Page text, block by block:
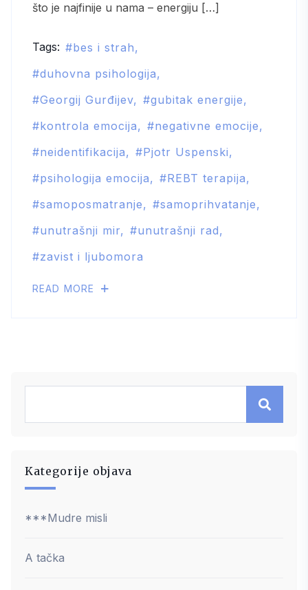
što je najfinije u nama – energiju […]
Tags:
bes i strah
duhovna psihologija
Georgij Gurđijev
gubitak energije
kontrola emocija
negativne emocije
neidentifikacija
Pjotr Uspenski
psihologija emocija
REBT terapija
samoposmatranje
samoprihvatanje
unutrašnji mir
unutrašnji rad
zavist i ljubomora
READ MORE
Kategorije objava
***Mudre misli
A tačka